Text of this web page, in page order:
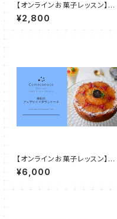
【オンラインお菓子レッスン】米
粉のバナナマフィン＆フローズ
ン・ヨーグルト
¥2,800
【オンラインお菓子レッスン】米
粉のアップサイドダウンケーキ＆
ココナッツプリン
¥6,000